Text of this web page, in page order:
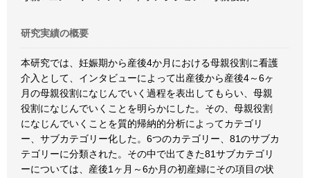
研究実績の概要
本研究では、妊娠期から産後4か月における母親役割に看護
介入として、インタビューによって出産後から産後4～6ヶ
月の母親役割になじんでいく過程を表出してもらい、母親
役割になじんでいくことを明らかにした。その、母親役割
になじんでいくことを質的帰納的分析によってカテゴリ
ー、サブカテゴリー化した。6つのカテゴリー、81のサブカ
テゴリーに分類された。その中で出てきた81サブカテゴリ
ーについては、産後1ヶ月～6か月の初産婦にその項目の状